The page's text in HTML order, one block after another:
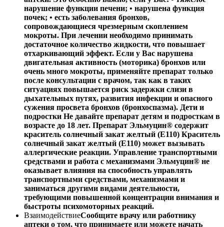
нарушение функции печени; • нарушена функция
почек; • есть заболевания бронхов,
сопровождающиеся чрезмерным скоплением
мокроты. При лечении необходимо принимать
достаточное количество жидкости, что повышает
отхаркивающий эффект. Если у Вас нарушена
двигательная активность (моторика) бронхов или
очень много мокроты, применяйте препарат только
после консультации с врачом, так как в таких
ситуациях повышается риск задержки слизи в
дыхательных путях, развития инфекции и опасного
сужения просвета бронхов (бронхоспазма). Дети и
подростки Не давайте препарат детям и подросткам в
возрасте до 18 лет. Препарат Эльмуцин® содержит
краситель солнечный закат желтый (E110) Краситель
солнечный закат желтый (E110) может вызывать
аллергические реакции. Управление транспортными
средствами и работа с механизмами Эльмуцин® не
оказывает влияния на способность управлять
транспортными средствами, механизмами и
заниматься другими видами деятельности,
требующими повышенной концентрации внимания и
быстроты психомоторных реакций.
ВзаимодействиеСообщите врачу или работнику
аптеки о том, что принимаете или можете начать